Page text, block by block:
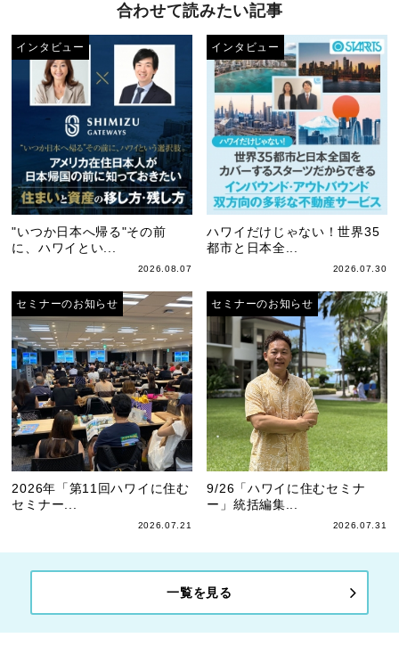
合わせて読みたい記事
インタビュー
"いつか日本へ帰る"その前
に、ハワイとい...
2026.08.07
インタビュー
ハワイだけじゃない！世界35
都市と日本全...
2026.07.30
セミナーのお知らせ
2026年「第11回ハワイに住む
セミナー...
2026.07.21
セミナーのお知らせ
9/26「ハワイに住むセミナ
ー」統括編集...
2026.07.31
一覧を見る